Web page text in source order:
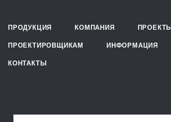
ПРОДУКЦИЯ КОМПАНИЯ ПРОЕКТЫ
ПРОЕКТИРОВЩИКАМ ИНФОРМАЦИЯ
КОНТАКТЫ